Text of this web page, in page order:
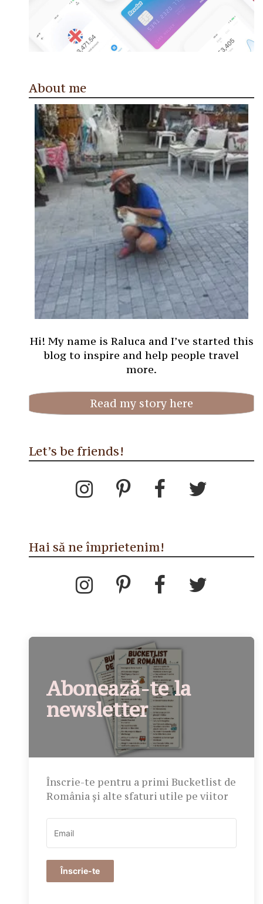
About me
Hi! My name is Raluca and I’ve started this
blog to inspire and help people travel
more.
Read my story here
Let’s be friends!
Hai să ne împrietenim!
Abonează-te la
newsletter
Înscrie-te pentru a primi Bucketlist de
România și alte sfaturi utile pe viitor
Înscrie-te